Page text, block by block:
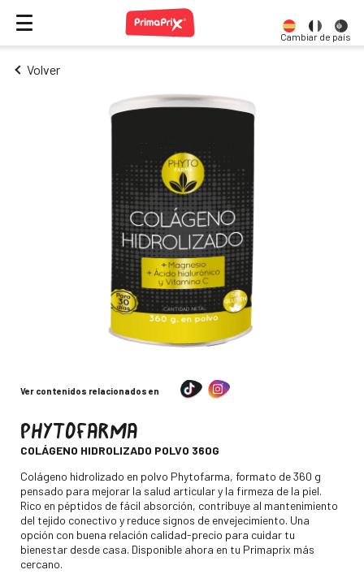
Cambiar de país
Volver
Ver contenidos relacionados en
PHYTOFARMA
COLÁGENO HIDROLIZADO POLVO 360G
Descripción
Colágeno hidrolizado en polvo Phytofarma, formato de 360 g
pensado para mejorar la salud articular y la firmeza de la piel.
Rico en péptidos de fácil absorción, contribuye al mantenimiento
del tejido conectivo y reduce signos de envejecimiento. Una
opción con buena relación calidad-precio para cuidar tu
bienestar desde casa. Disponible ahora en tu Primaprix más
cercano.